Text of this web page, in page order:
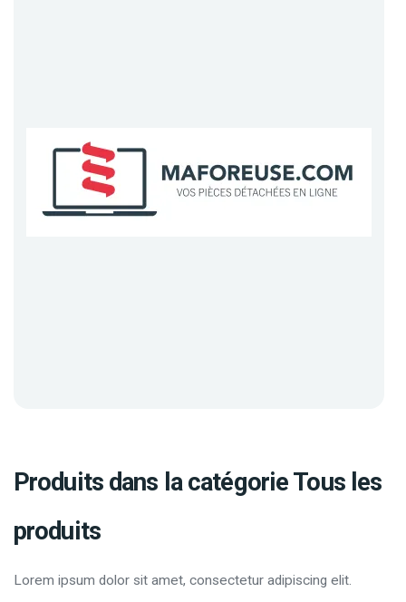
Produits dans la catégorie Tous les
produits
Lorem ipsum dolor sit amet, consectetur adipiscing elit.